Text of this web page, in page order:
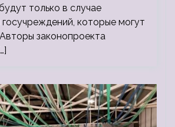
только в случае
которые могут
законопроекта